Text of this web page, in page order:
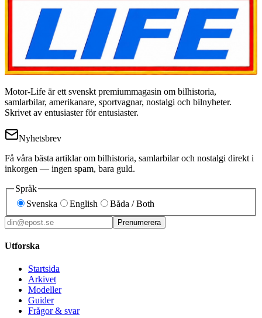
Motor-Life är ett svenskt premiummagasin om bilhistoria,
samlarbilar, amerikanare, sportvagnar, nostalgi och bilnyheter.
Skrivet av entusiaster för entusiaster.
Nyhetsbrev
Få våra bästa artiklar om bilhistoria, samlarbilar och nostalgi direkt i
inkorgen — ingen spam, bara guld.
Språk
Svenska
English Båda / Both
Prenumerera
Utforska
Startsida
Arkivet
Modeller
Guider
Frågor & svar